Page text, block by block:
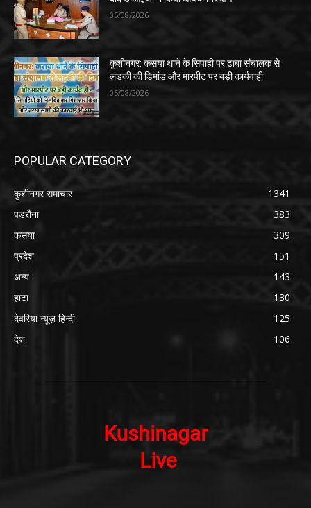
05/08/2026
कुशीनगर: कसया थाने के सिपाही पर ढाबा संचालक से
लड़की की डिमांड और मारपीट पर बड़ी कार्यवाही
05/08/2026
POPULAR CATEGORY
कुशीनगर समाचार
1341
पडरौना
383
कसया
309
प्रदेश
151
अन्य
143
हाटा
130
देवरिया न्यूज़ हिन्दी
125
देश
106